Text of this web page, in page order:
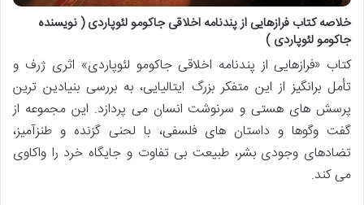
خلاصه کتاب فرازهایی از پندنامه اخلاقی جاکومو لئوپاردی ( نویسنده
جاکومو لئوپاردی )
کتاب «فرازهایی از پندنامه اخلاقی جاکومو لئوپاردی» اثری ژرف و
تأمل برانگیز از این متفکر بزرگ ایتالیایی، به بررسی بنیادین ترین
پرسش های هستی و سرنوشت انسان می پردازد. این مجموعه از
گفت وگوها و داستان های فلسفی، با لحنی گزنده و طنزآمیز،
تضادهای وجودی بشر، طبیعت بی تفاوت و جایگاه خرد را واکاوی
می کند.